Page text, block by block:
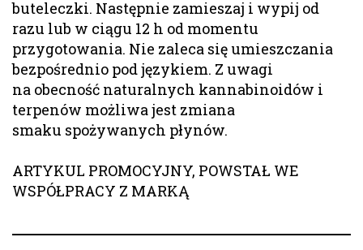
buteleczki. Następnie zamieszaj i wypij od
razu lub w ciągu 12 h od momentu
przygotowania. Nie zaleca się umieszczania
bezpośrednio pod językiem. Z uwagi
na obecność naturalnych kannabinoidów i
terpenów możliwa jest zmiana
smaku spożywanych płynów.
ARTYKUL PROMOCYJNY, POWSTAŁ WE
WSPÓŁPRACY Z MARKĄ